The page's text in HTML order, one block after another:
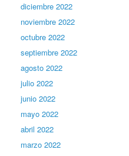
diciembre 2022
noviembre 2022
octubre 2022
septiembre 2022
agosto 2022
julio 2022
junio 2022
mayo 2022
abril 2022
marzo 2022